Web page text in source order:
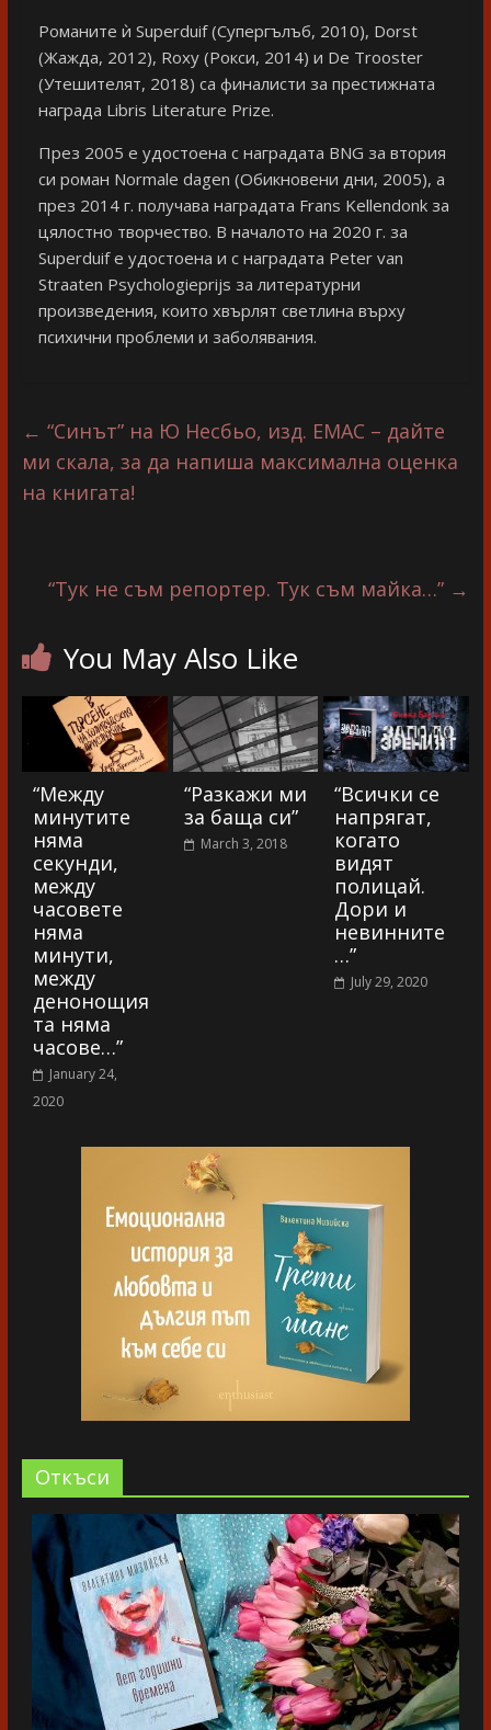
Романите ѝ Superduif (Супергълъб, 2010), Dorst
(Жажда, 2012), Roxy (Рокси, 2014) и De Trooster
(Утешителят, 2018) са финалисти за престижната
награда Libris Literature Prize.
През 2005 е удостоена с наградата BNG за втория
си роман Normale dagen (Обикновени дни, 2005), а
през 2014 г. получава наградата Frans Kellendonk за
цялостно творчество. В началото на 2020 г. за
Superduif е удостоена и с наградата Peter van
Straaten Psychologieprijs за литературни
произведения, които хвърлят светлина върху
психични проблеми и заболявания.
← “Синът” на Ю Несбьо, изд. ЕМАС – дайте
ми скала, за да напиша максимална оценка
на книгата!
“Тук не съм репортер. Тук съм майка…” →
You May Also Like
“Между
минутите
няма
секунди,
между
часовете
няма
минути,
между
денонощия
та няма
часове…”
January 24,
2020
“Разкажи ми
за баща си”
March 3, 2018
“Всички се
напрягат,
когато
видят
полицай.
Дори и
невинните
…”
July 29, 2020
Oткъси